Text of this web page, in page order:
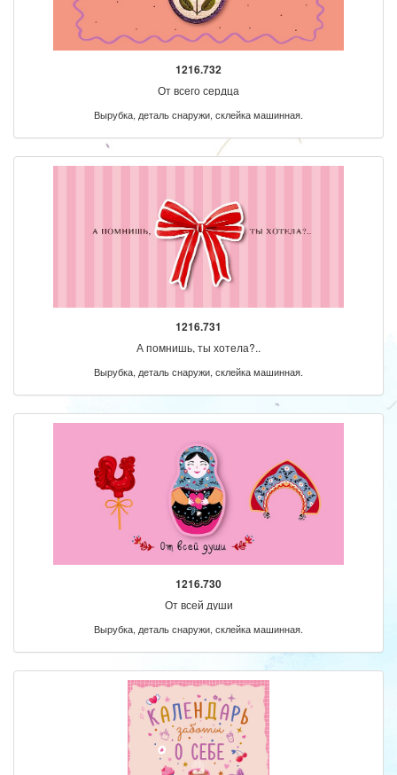
1216.732
От всего сердца
Вырубка, деталь снаружи, склейка машинная.
1216.731
А помнишь, ты хотела?..
Вырубка, деталь снаружи, склейка машинная.
1216.730
От всей души
Вырубка, деталь снаружи, склейка машинная.